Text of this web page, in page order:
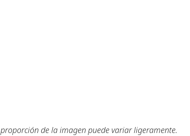
de la imagen puede variar ligeramente.